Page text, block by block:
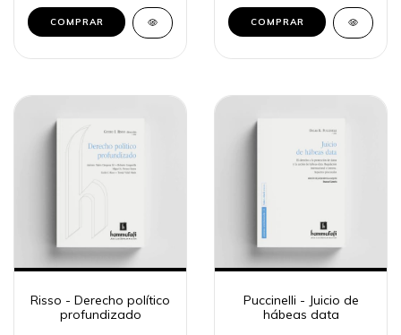
COMPRAR COMPRAR
Risso - Derecho político
profundizado
Puccinelli - Juicio de
hábeas data